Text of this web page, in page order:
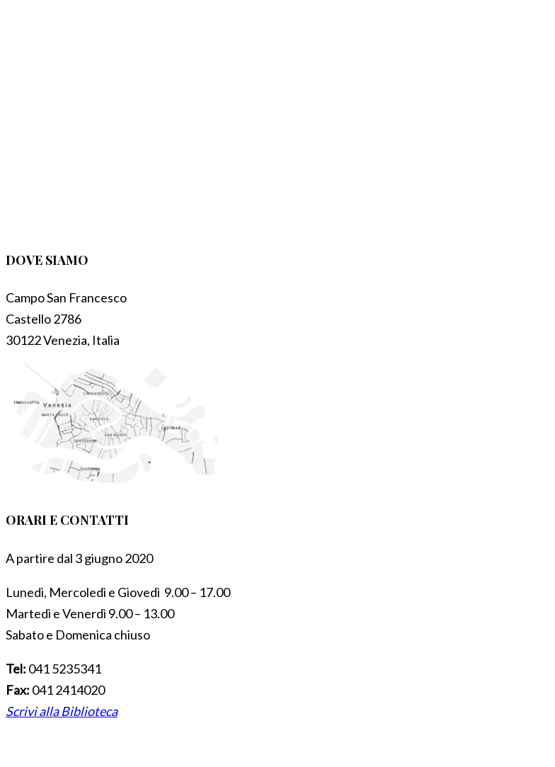
DOVE SIAMO
Campo San Francesco
Castello 2786
30122 Venezia, Italia
ORARI E CONTATTI
A partire dal 3 giugno 2020
Lunedì, Mercoledì e Giovedì 9.00 – 17.00
Martedì e Venerdì 9.00 – 13.00
Sabato e Domenica chiuso
Tel: 041 5235341
Fax: 041 2414020
Scrivi alla Biblioteca